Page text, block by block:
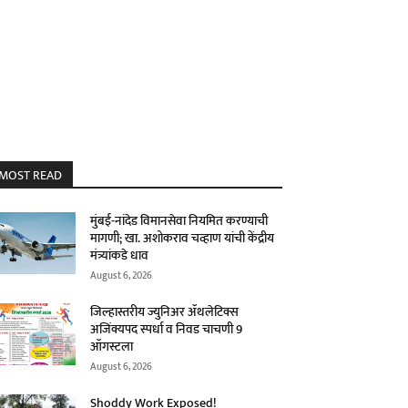
READ
मुंबई-नांदेड विमानसेवा नियमित करण्याची
मागणी; खा. अशोकराव चव्हाण यांची केंद्रीय
मंत्र्यांकडे धाव
August 6, 2026
जिल्हास्तरीय ज्युनिअर ॲथलेटिक्स
अजिंक्यपद स्पर्धा व निवड चाचणी 9
ऑगस्टला
August 6, 2026
Shoddy Work Exposed!